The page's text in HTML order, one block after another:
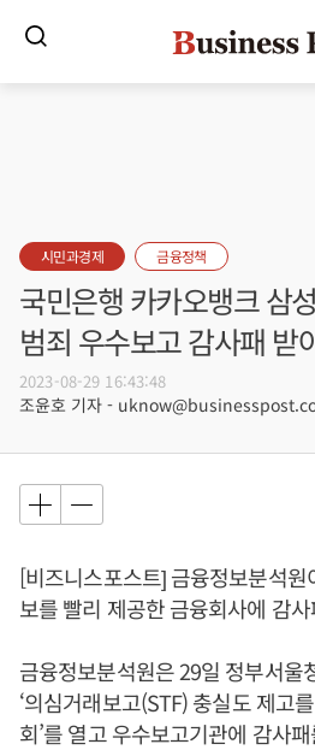
시민과경제 금융정책
국민은행 카카오뱅크 삼
범죄 우수보고 감사패 받
2023-08-29 16:43:48
조윤호 기자 -
[비즈니스포스트] 금융정보분석
보를 빨리 제공한 금융회사에 감
금융정보분석원은 29일 정부서울
‘의심거래보고(STF) 충실도 제고
회’를 열고 우수보고기관에 감사